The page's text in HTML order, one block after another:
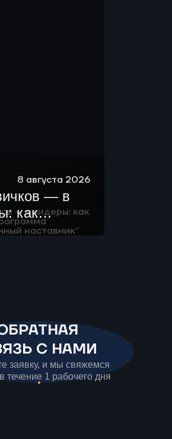
8 августа 2026
— в
как
С НАМИ
заявку, и мы свяжемся
течение 1 рабочего дня